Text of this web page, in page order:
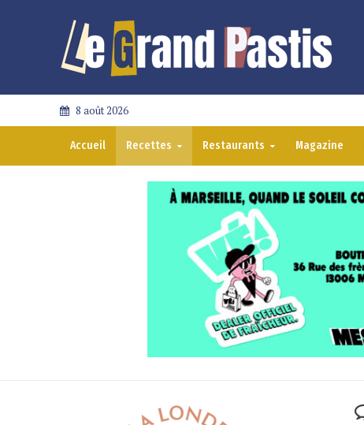
8 août 2026
Accueil Recettes Restaurants Magazine